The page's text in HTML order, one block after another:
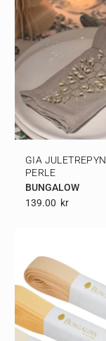
GIA
PERLE
BUNGALOW
139.00 Kr